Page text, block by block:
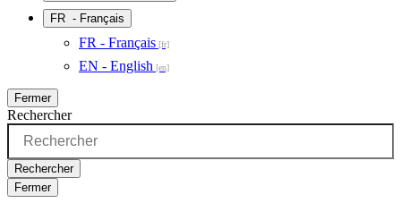
FR - Français
FR - Français
EN - English
Fermer
Rechercher
Rechercher
Fermer